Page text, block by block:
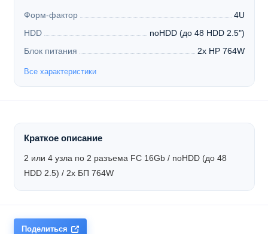
Форм-фактор
4U
HDD
noHDD (до 48 HDD 2.5")
Блок питания
2x HP 764W
Все характеристики
Краткое описание
2 или 4 узла по 2 разъема FC 16Gb / noHDD (до 48
HDD 2.5) / 2x БП 764W
Поделиться